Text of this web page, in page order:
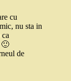
cu
nu sta in
🙂
de